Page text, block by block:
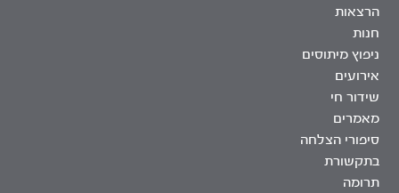
הרצאות
חנות
ניפוץ מיתוסים
אירועים
שידור חי
מאמרים
סיפורי הצלחה
בתקשורת
תרומה